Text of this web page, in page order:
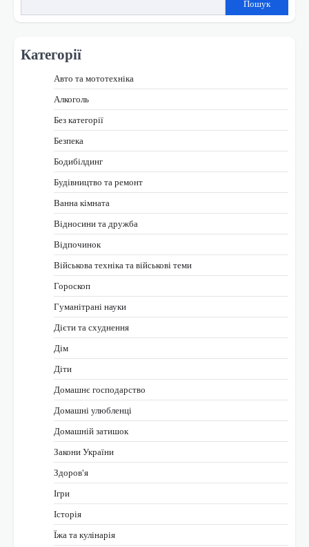
Пошук
Категорії
Авто та мототехніка
Алкоголь
Без категорії
Безпека
Бодибілдинг
Будівництво та ремонт
Ванна кімната
Відносини та дружба
Відпочинок
Військова техніка та військові теми
Гороскоп
Гуманітрані науки
Дієти та схуднення
Дім
Діти
Домашнє господарство
Домашні улюбленці
Домашній затишок
Закони України
Здоров'я
Ігри
Історія
Їжа та кулінарія